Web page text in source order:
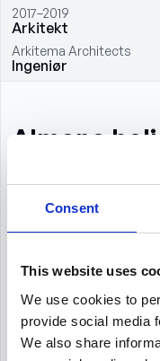
Consent
This website uses
We use cookies to
provide social media
We also share
2017–2019
Arkitekt
Arkitema Architects
Ingeniør
Almene
Teglværksbyen – 4.
boliger på Teglholmen i
del af udviklingen af
Boligerne fordeler sig
familieboliger, der